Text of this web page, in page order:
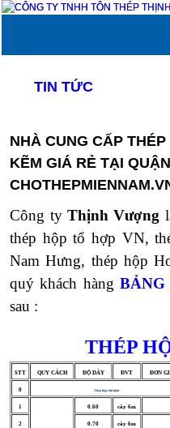
TIN TỨC
NHÀ CUNG CẤP
KẼM GIÁ RẺ TẠI
Công tyThịnh Vượng
thép hộp tổ hợp VN,
Nam Hưng, thép hộp
quý khách hàng
sau :
THÉP
STT QUY CÁCH ĐỘ DÀY ĐVT ĐƠN
0 Thép hộp chữ nhật
1 0.60 cây 6m
2 0.70 cây 6m